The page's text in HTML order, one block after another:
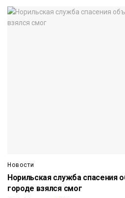
Новости
Норильская служба спасения
городе взялся смог